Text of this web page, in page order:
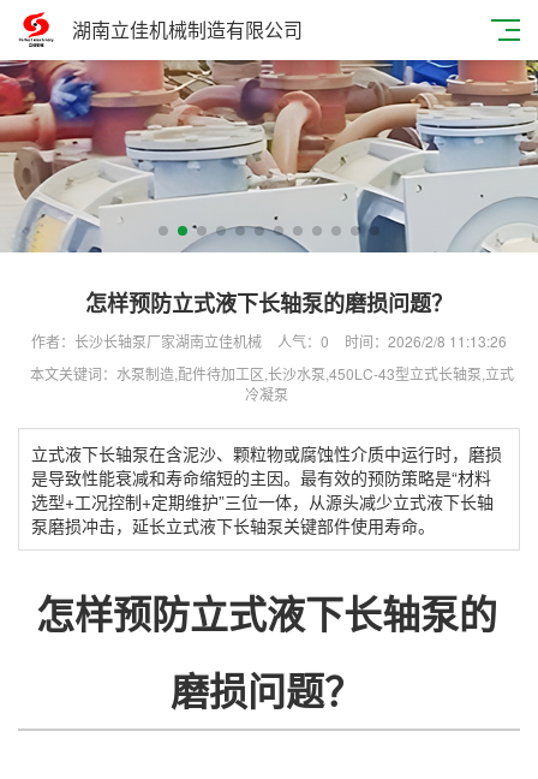
湖南立佳机械制造有限公司
怎样预防立式液下长轴泵的磨损问题？
作者：长沙长轴泵厂家湖南立佳机械 人气： 0
时间：2026/2/8 11:13:26
本文关键词：水泵制造,配件待加工区,长沙水泵,450LC-43型立式长轴泵,立式
冷凝泵
立式液下长轴泵在含泥沙、颗粒物或腐蚀性介质中运行时，磨损
是导致性能衰减和寿命缩短的主因。‌最有效的预防策略是“材料
选型+工况控制+定期维护”三位一体，从源头减少立式液下长轴
泵磨损冲击，延长立式液下长轴泵关键部件使用寿命‌。
怎样预防立式液下长轴泵的
磨损问题？